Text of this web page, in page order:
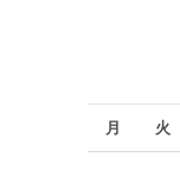
月 火